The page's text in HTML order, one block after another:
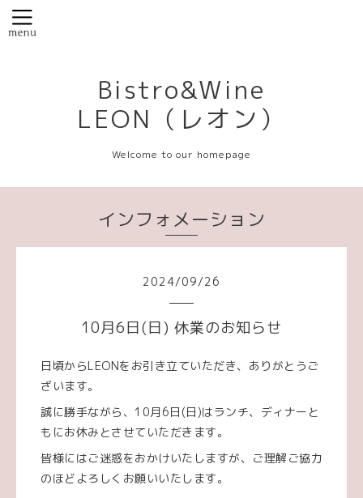
Bistro&Wine
LEON（レオン）
Welcome to our homepage
インフォメーション
2024/09/26
10月6日(日) 休業のお知らせ
日頃からLEONをお引き立ていただき、ありがとうご
ざいます。
誠に勝手ながら、10月6日(日)はランチ、ディナーと
もにお休みとさせていただきます。
皆様にはご迷惑をおかけいたしますが、ご理解ご協力
のほどよろしくお願いいたします。